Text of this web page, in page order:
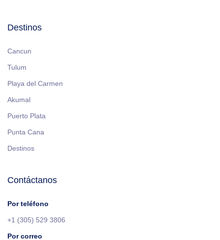
Destinos
Cancun
Tulum
Playa del Carmen
Akumal
Puerto Plata
Punta Cana
Destinos
Contáctanos
Por teléfono
+1 (305) 529 3806
Por correo